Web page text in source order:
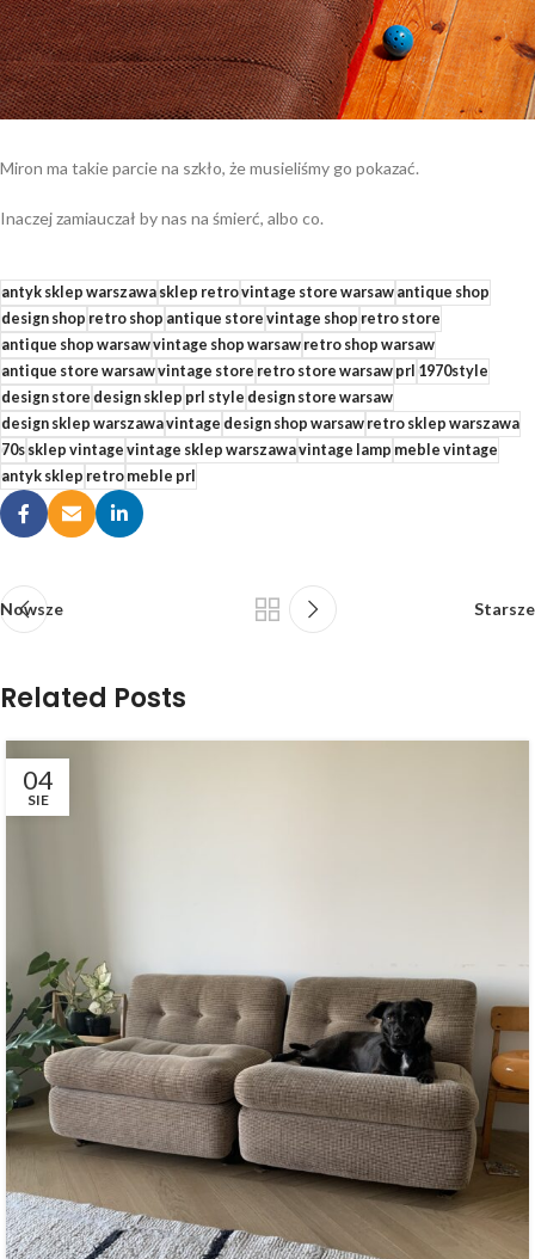
Miron ma takie parcie na szkło, że musieliśmy go pokazać.
Inaczej zamiauczał by nas na śmierć, albo co.
antyk sklep warszawasklep retrovintage store warsawantique shop
design shop retro shop antique store vintage shop retro store
antique shop warsawvintage shop warsaw retro shop warsaw
antique store warsawvintage store retro store warsawprl 1970style
design store design sklep prl style design store warsaw
design sklep warszawavintage design shop warsawretro sklep warszawa
70ssklep vintage vintage sklep warszawavintage lamp meble vintage
antyk sklep retromeble prl
Nowsze Starsze
Related Posts
04
SIE